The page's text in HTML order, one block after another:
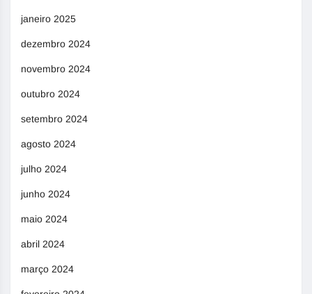
janeiro 2025
dezembro 2024
novembro 2024
outubro 2024
setembro 2024
agosto 2024
julho 2024
junho 2024
maio 2024
abril 2024
março 2024